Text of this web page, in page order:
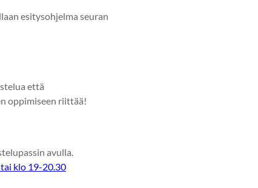
esitysohjelma seuran
että
oppimiseen riittää!
avulla.
klo 19-20.30